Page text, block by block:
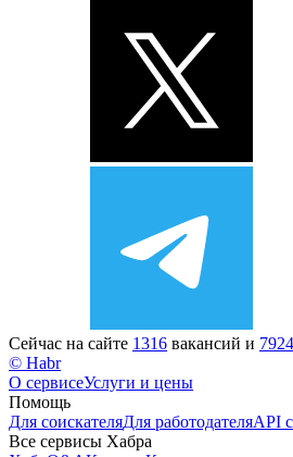
Сейчас на сайте 1316 вакансий и
© Habr
О сервисеУслуги и цены
Помощь
Для соискателяДля работодателяAPI
Все сервисы Хабра